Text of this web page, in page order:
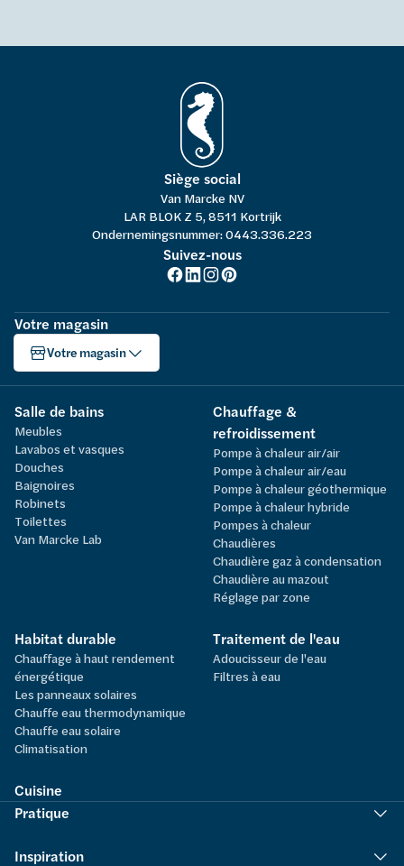
Siège social
Van Marcke NV
LAR BLOK Z 5, 8511 Kortrijk
Ondernemingsnummer: 0443.336.223
Suivez-nous
Votre magasin
Votre magasin
Salle de bains
Meubles
Lavabos et vasques
Douches
Baignoires
Robinets
Toilettes
Van Marcke Lab
Chauffage &
refroidissement
Pompe à chaleur air/air
Pompe à chaleur air/eau
Pompe à chaleur géothermique
Pompe à chaleur hybride
Pompes à chaleur
Chaudières
Chaudière gaz à condensation
Chaudière au mazout
Réglage par zone
Habitat durable
Chauffage à haut rendement
énergétique
Les panneaux solaires
Chauffe eau thermodynamique
Chauffe eau solaire
Climatisation
Traitement de l'eau
Adoucisseur de l'eau
Filtres à eau
Cuisine
Pratique
Inspiration